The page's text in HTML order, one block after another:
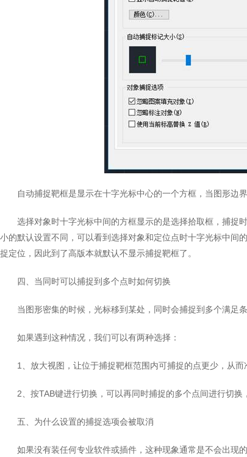
自动捕捉靶框是显示在十字光标中心的一个方框，当图形边
选择对象时十字光标中间的方框显示的是选择拾取框，捕捉
小的默认设置不同，可以看到选择对象和定位点时十字光标中间
捉定位，因此到了高版本就默认不显示捕捉靶框了。
四、当同时可以捕捉到多个点时如何切换
当图形密集的时候，光标移到某处，同时会捕捉到多个满足
如果遇到这种情况，我们可以有两种选择：
1、放大视图，让位于捕捉靶框范围内可捕捉的点更少，从而
2、按TAB键进行切换，可以再同时捕捉的多个点间进行切换
五、为什么设置的捕捉选项会被取消
如果没有装任何专业软件或插件，这种现象通常是不会出现